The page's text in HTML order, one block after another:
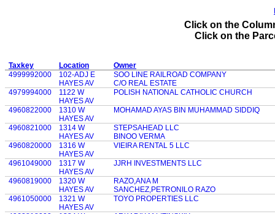
Click on the
Click on the
Taxkey Location
Owner
4999992000
102-ADJ E
HAYES AV
SOO LINE RAILROAD COMPANY
C/O REAL ESTATE
4979994000
1122 W
HAYES AV
POLISH NATIONAL CATHOLIC CHURCH
4960822000
1310 W
HAYES AV
MOHAMAD AYAS BIN MUHAMMAD SIDDIQ
4960821000
1314 W
HAYES AV
STEPSAHEAD LLC
BINOO VERMA
4960820000
1316 W
HAYES AV
VIEIRA RENTAL 5 LLC
4961049000
1317 W
HAYES AV
JJRH INVESTMENTS LLC
4960819000
1320 W
HAYES AV
RAZO,ANA M
SANCHEZ,PETRONILO RAZO
4961050000
1321 W
HAYES AV
TOYO PROPERTIES LLC